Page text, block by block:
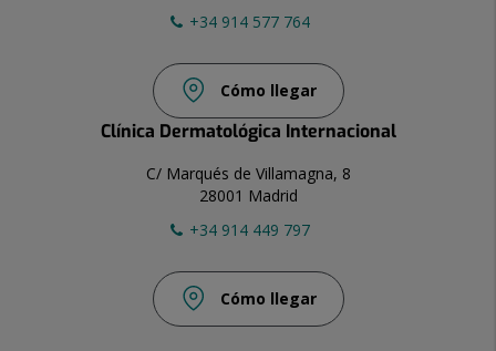
+34 914 577 764
Cómo llegar
Clínica Dermatológica Internacional
C/ Marqués de Villamagna, 8
28001 Madrid
+34 914 449 797
Cómo llegar